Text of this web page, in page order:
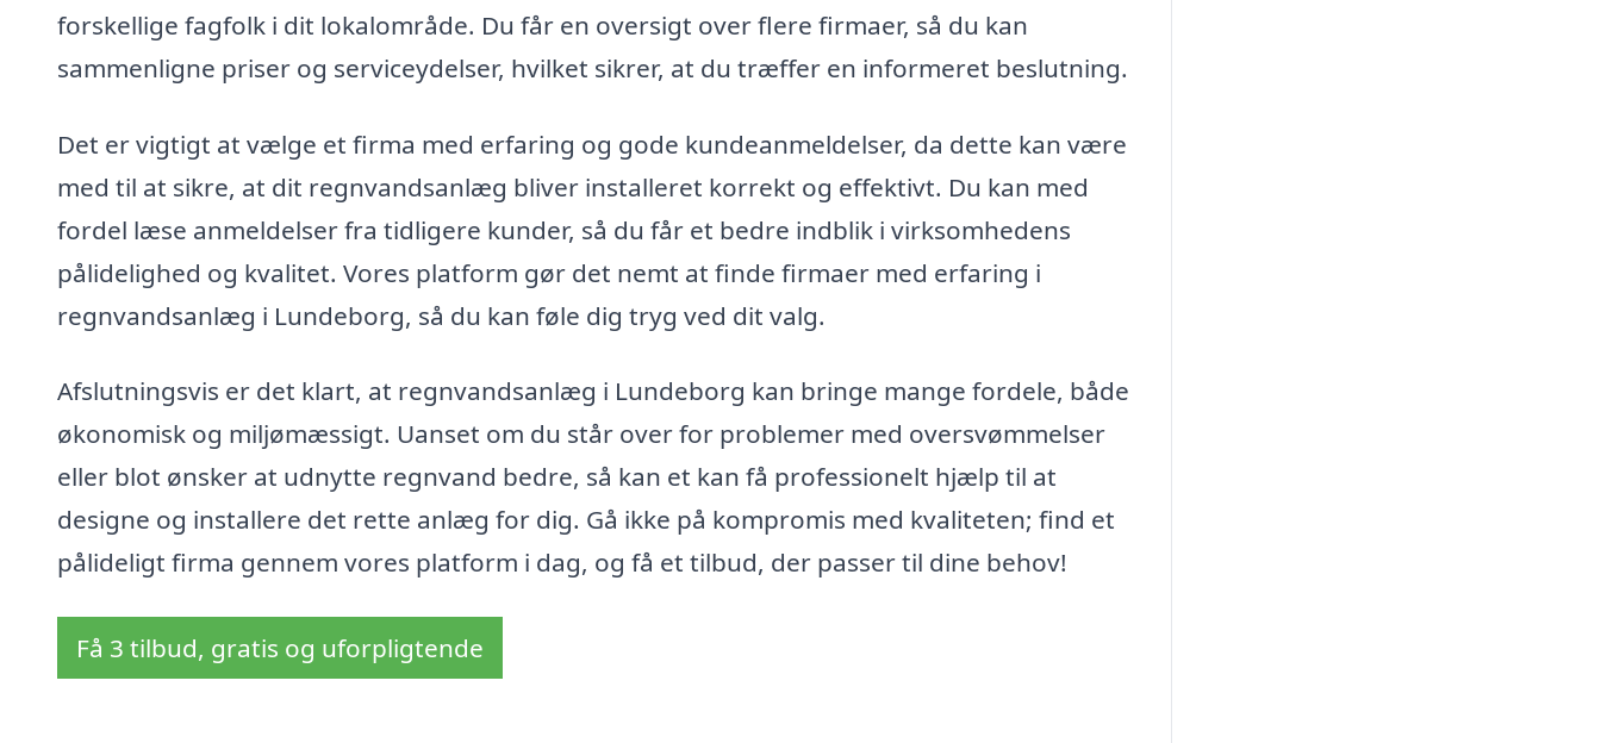
forskellige fagfolk i dit lokalområde. Du får en oversigt over flere firmaer, så du kan
sammenligne priser og serviceydelser, hvilket sikrer, at du træffer en informeret beslutning.
Det er vigtigt at vælge et firma med erfaring og gode kundeanmeldelser, da dette kan være
med til at sikre, at dit regnvandsanlæg bliver installeret korrekt og effektivt. Du kan med
fordel læse anmeldelser fra tidligere kunder, så du får et bedre indblik i virksomhedens
pålidelighed og kvalitet. Vores platform gør det nemt at finde firmaer med erfaring i
regnvandsanlæg i Lundeborg, så du kan føle dig tryg ved dit valg.
Afslutningsvis er det klart, at regnvandsanlæg i Lundeborg kan bringe mange fordele, både
økonomisk og miljømæssigt. Uanset om du står over for problemer med oversvømmelser
eller blot ønsker at udnytte regnvand bedre, så kan et kan få professionelt hjælp til at
designe og installere det rette anlæg for dig. Gå ikke på kompromis med kvaliteten; find et
pålideligt firma gennem vores platform i dag, og få et tilbud, der passer til dine behov!
Få 3 tilbud, gratis og uforpligtende